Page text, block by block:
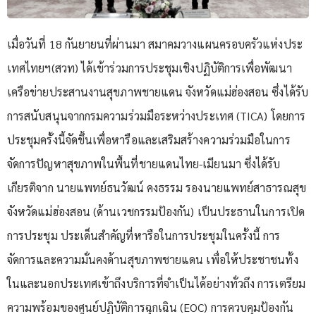
เมื่อวันที่ 18 กันยายนที่ผ่านมา สมาคมวางแผนครอบครัวแห่งประ
เทศไทยฯ(สวท) ได้เข้าร่วมการประชุมเชิงปฏิบัติการเพื่อพัฒนา
เครือข่ายประสานงานสุขภาพชายแดน จังหวัดแม่ฮ่องสอน ซึ่งได้รับ
การสนับสนุนจากกรมความร่วมมือระหว่างประเทศ (TICA) โดยการ
ประชุมครั้งนี้จัดขึ้นเพื่อหารือและเสริมสร้างความร่วมมือในการ
จัดการปัญหาสุขภาพในพื้นที่ชายแดนไทย-เมียนมา ซึ่งได้รับ
เกียรติจาก นายแพทย์ธนวัฒน์ คงธรรม รองนายแพทย์สาธารณสุข
จังหวัดแม่ฮ่องสอน (ด้านเวชกรรมป้องกัน) เป็นประธานในการเปิด
การประชุม ประเด็นสำคัญที่หารือในการประชุมในครั้งนี้ การ
จัดการและความมั่นคงด้านสุขภาพชายแดน เพื่อให้ประชาชนทั้ง
ในและนอกประเทศเข้าถึงบริการที่จำเป็นได้อย่างทั่วถึง การเตรียม
ความพร้อมของศูนย์ปฏิบัติการฉุกเฉิน (EOC) การควบคุมป้องกัน